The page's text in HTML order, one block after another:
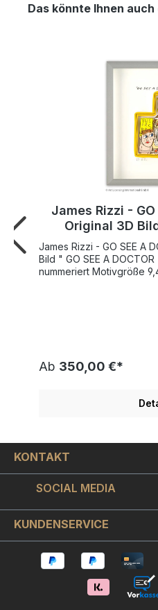
Das könnte Ihnen
James Rizzi - GO
Original 3D
James Rizzi - GO SEE A DOCTOR
Bild " GO SEE A DOCTOR " , limitiert und von Hand
nummeriert Motivgröße
Fröhlichkeit in meinen
verrückten und
und Sammlern so beliebt
detailverliebten Pop-Art-
ansteckender
Heimatstadt New York
Workoholic, in dessen
sich etliche Entwürfe
des James Rizzi Studios
limitierten Auflagen
Bilderrahmen wurde von
Museumsglas versehen,
Brillengläser oder
vergütetes hightec
Ab 350,00 €*
KONTAKT
SOCIAL MEDIA
KUNDENSERVICE